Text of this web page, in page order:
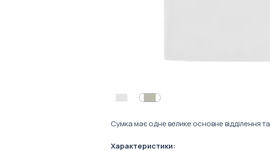
Сумка має одне велике основне відділення та
Характеристики: